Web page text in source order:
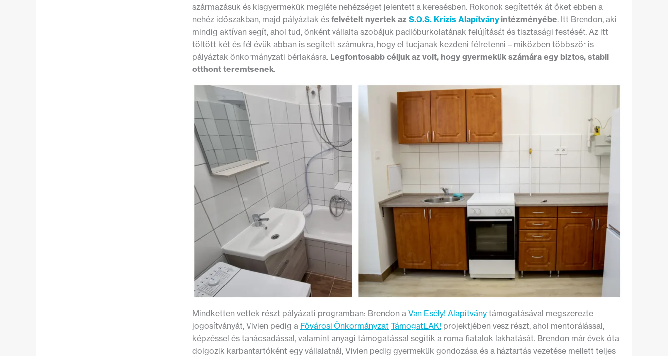
származásuk és kisgyermekük megléte nehézséget jelentett a keresésben. Rokonok segítették át őket ebben a
nehéz időszakban, majd pályáztak és felvételt nyertek az S.O.S. Krízis Alapítvány intézményébe. Itt Brendon, aki
mindig aktívan segít, ahol tud, önként vállalta szobájuk padlóburkolatának felújítását és tisztasági festését. Az itt
töltött két és fél évük abban is segített számukra, hogy el tudjanak kezdeni félretenni – miközben többször is
pályáztak önkormányzati bérlakásra. Legfontosabb céljuk az volt, hogy gyermekük számára egy biztos, stabil
otthont teremtsenek.
Mindketten vettek részt pályázati programban: Brendon a Van Esély! Alapítvány támogatásával megszerezte
jogosítványát, Vivien pedig a Fővárosi Önkormányzat TámogatLAK! projektjében vesz részt, ahol mentorálással,
képzéssel és tanácsadással, valamint anyagi támogatással segítik a roma fiatalok lakhatását. Brendon már évek óta
dolgozik karbantartóként egy vállalatnál, Vivien pedig gyermekük gondozása és a háztartás vezetése mellett teljes